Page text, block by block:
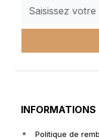
INFORMATIONS
Politique de